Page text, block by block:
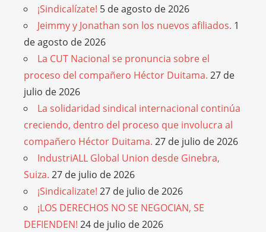
¡Sindicalízate! 5 de agosto de 2026
Jeimmy y Jonathan son los nuevos afiliados. 1
de agosto de 2026
La CUT Nacional se pronuncia sobre el
proceso del compañero Héctor Duitama. 27 de
julio de 2026
La solidaridad sindical internacional continúa
creciendo, dentro del proceso que involucra al
compañero Héctor Duitama. 27 de julio de 2026
IndustriALL Global Union desde Ginebra,
Suiza. 27 de julio de 2026
¡Sindicalizate! 27 de julio de 2026
¡LOS DERECHOS NO SE NEGOCIAN, SE
DEFIENDEN! 24 de julio de 2026